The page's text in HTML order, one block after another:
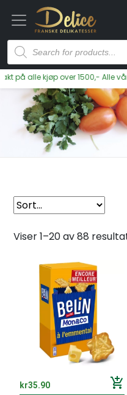
alle kjøp over 1500,- Alle våre
Viser 1–20 av 88
kr35.90 add_shopping_cart